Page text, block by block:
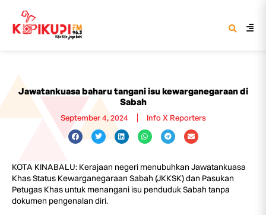
Jawatankuasa baharu tangani isu kewarganegaraan di
Sabah
September 4, 2024 Info X Reporters
KOTA KINABALU: Kerajaan negeri menubuhkan Jawatankuasa
Khas Status Kewarganegaraan Sabah (JKKSK) dan Pasukan
Petugas Khas untuk menangani isu penduduk Sabah tanpa
dokumen pengenalan diri.